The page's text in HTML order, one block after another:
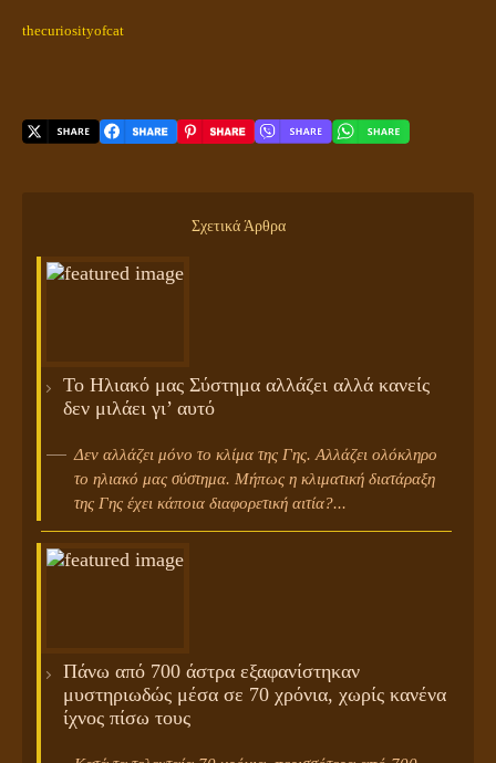
thecuriosityofcat
Σχετικά Άρθρα
Το Ηλιακό μας Σύστημα αλλάζει αλλά κανείς
δεν μιλάει γι’ αυτό
Δεν αλλάζει μόνο το κλίμα της Γης. Αλλάζει ολόκληρο
το ηλιακό μας σύστημα. Μήπως η κλιματική διατάραξη
της Γης έχει κάποια διαφορετική αιτία?...
Πάνω από 700 άστρα εξαφανίστηκαν
μυστηριωδώς μέσα σε 70 χρόνια, χωρίς κανένα
ίχνος πίσω τους